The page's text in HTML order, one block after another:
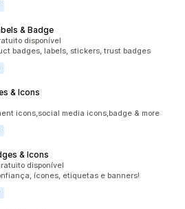
& Badge
disponível
badges, labels, stickers, trust badges
& Icons
icons,social media icons,badge & more
& Icons
disponível
ícones, etiquetas e banners!